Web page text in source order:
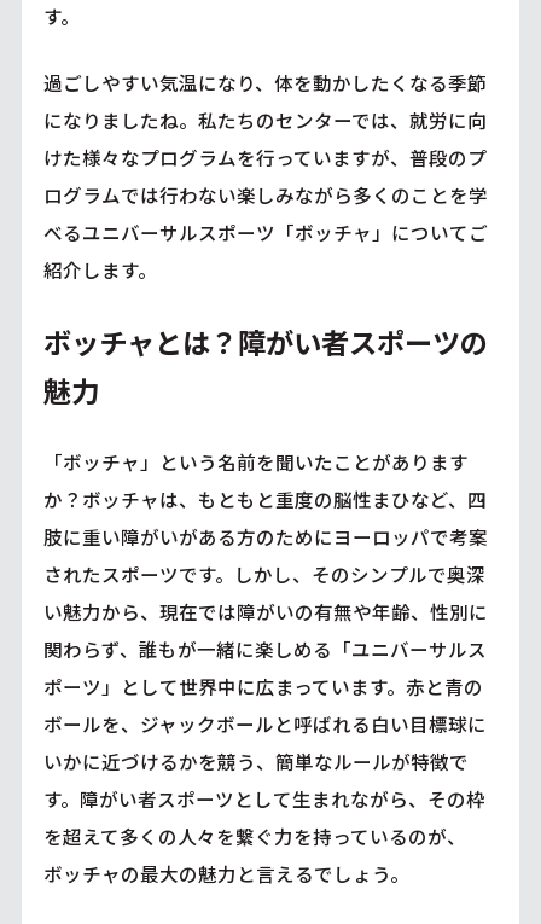
す。
過ごしやすい気温になり、体を動かしたくなる季節
になりましたね。私たちのセンターでは、就労に向
けた様々なプログラムを行っていますが、普段のプ
ログラムでは行わない楽しみながら多くのことを学
べるユニバーサルスポーツ「ボッチャ」についてご
紹介します。
ボッチャとは？障がい者スポーツの
魅力
「ボッチャ」という名前を聞いたことがあります
か？ボッチャは、もともと重度の脳性まひなど、四
肢に重い障がいがある方のためにヨーロッパで考案
されたスポーツです。しかし、そのシンプルで奥深
い魅力から、現在では障がいの有無や年齢、性別に
関わらず、誰もが一緒に楽しめる「ユニバーサルス
ポーツ」として世界中に広まっています。赤と青の
ボールを、ジャックボールと呼ばれる白い目標球に
いかに近づけるかを競う、簡単なルールが特徴で
す。障がい者スポーツとして生まれながら、その枠
を超えて多くの人々を繋ぐ力を持っているのが、
ボッチャの最大の魅力と言えるでしょう。